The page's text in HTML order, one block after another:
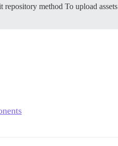
method To upload